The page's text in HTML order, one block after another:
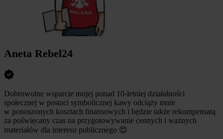
Aneta Rebel24
Dobrowolne wsparcie mojej ponad 10-letniej działalności
społecznej w postaci symbolicznej kawy odciąży mnie
w ponoszonych kosztach finansowych i będzie także rekompensatą
za poświęcany czas na przygotowywanie cennych i ważnych
materiałów dla interesu publicznego 😊